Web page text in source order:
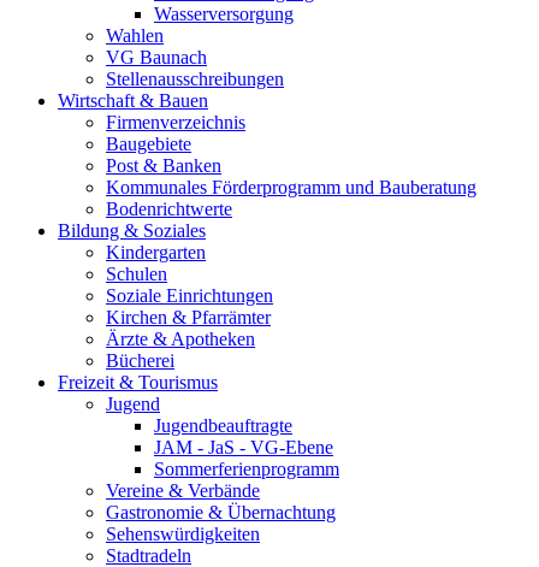
Wasserversorgung
Wahlen
VG Baunach
Stellenausschreibungen
Wirtschaft & Bauen
Firmenverzeichnis
Baugebiete
Post & Banken
Kommunales Förderprogramm und Bauberatung
Bodenrichtwerte
Bildung & Soziales
Kindergarten
Schulen
Soziale Einrichtungen
Kirchen & Pfarrämter
Ärzte & Apotheken
Bücherei
Freizeit & Tourismus
Jugend
Jugendbeauftragte
JAM - JaS - VG-Ebene
Sommerferienprogramm
Vereine & Verbände
Gastronomie & Übernachtung
Sehenswürdigkeiten
Stadtradeln